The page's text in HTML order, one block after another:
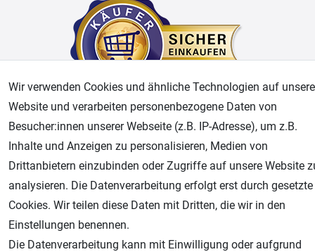
AGB Widerrufsrecht Datenschutz Impressum
Unsere weiteren Shops:
Airbrush-City
Modellbau-City
Wir verwenden Cookies und ähnliche Technologien auf
Website und verarbeiten personenbezogene Daten von
Besucher:innen unserer Webseite (z.B. IP-Adresse), um z.B.
Inhalte und Anzeigen zu personalisieren, Medien von
Drittanbietern einzubinden oder Zugriffe auf unsere Website
analysieren. Die Datenverarbeitung erfolgt erst durch gesetzte
Cookies. Wir teilen diese Daten mit Dritten, die wir in den
Einstellungen benennen.
Die Datenverarbeitung kann mit Einwilligung oder aufgrund